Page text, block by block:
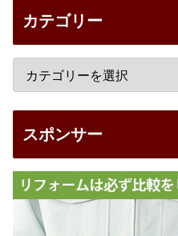
カテゴリー
スポンサー